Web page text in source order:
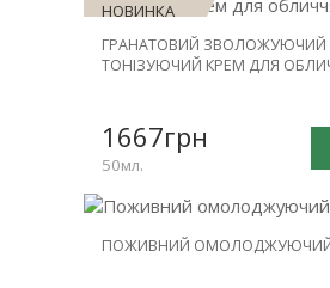
НОВИНКА
ГРАНАТОВИЙ ЗВОЛОЖУЮЧИЙ
ТОНІЗУЮЧИЙ КРЕМ ДЛЯ
1667грн
50мл.
НОВИНКА
ПОЖИВНИЙ